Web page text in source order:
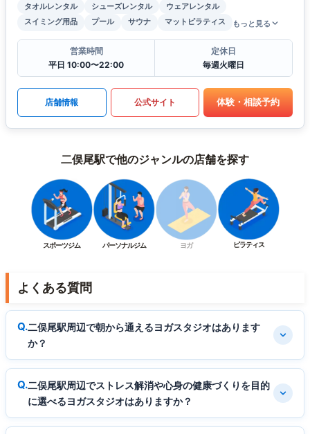
タオルレンタル シューズレンタル
ウェアレンタル
スイミング用品
プール サウナ マットピラティス もっと見る
営業時間
平日 10:00〜22:00
定休日
毎週火曜日
店舗情報 公式サイト 体験・相談予約
二俣尾駅で他のジャンルの店舗を探す
スポーツジム パーソナルジム ヨガ ピラティス
よくある質問
二俣尾駅周辺で朝から通えるヨガスタジオはあります
か？
二俣尾駅周辺でストレス解消や心身の健康づくりを目的
に選べるヨガスタジオはありますか？